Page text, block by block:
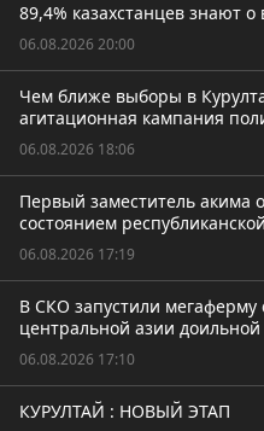
89,4% казахстанцев знают
06.08.2026 20:00
Чем ближе выборы в
агитационная кампания
06.08.2026 18:06
Первый заместитель акима
состоянием
06.08.2026 17:19
В СКО запустили мегаферму
центральной азии доильной
06.08.2026 17:10
КУРУЛТАЙ : НОВЫЙ ЭТАП